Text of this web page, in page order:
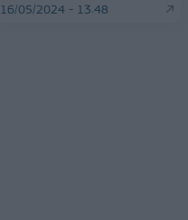
16/05/2024 - 13:48